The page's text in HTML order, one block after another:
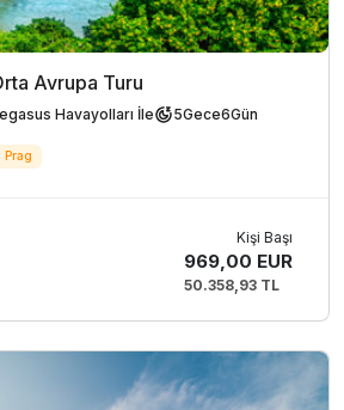
Avrupa Turu
Havayolları İle 5Gece6Gün
Prag
Kişi Başı
969,00 EUR
50.358,93 TL